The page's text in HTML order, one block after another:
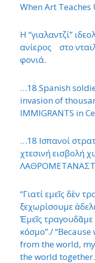
When Art
Η “γιαλαντζί”
ανίερος στο
φονιά.
…18 Spanish
invasion of
IMMIGRANTS in
…18 Ισπανοί
χτεσινή εισβολή
“Γιατί εμεῖς δὲν
ξεχωρίσουμε
Ἐμεῖς τραγουδᾶμε
κόσμο”./
from the world,
the world